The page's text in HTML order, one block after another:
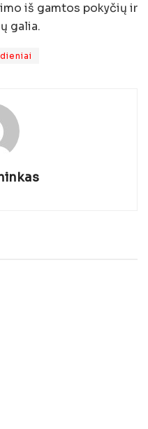
iš gamtos pokyčių ir
galia.